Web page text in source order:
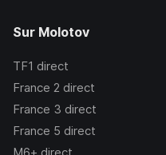
Sur Molotov
TF1 direct
France 2 direct
France 3 direct
France 5 direct